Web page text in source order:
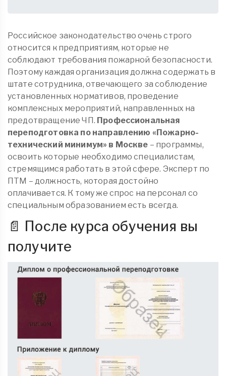
Российское законодательство очень строго
относится к предприятиям, которые не
соблюдают требования пожарной безопасности.
Поэтому каждая организация должна содержать в
штате сотрудника, отвечающего за соблюдение
установленных нормативов, проведение
комплексных мероприятий, направленных на
предотвращение ЧП. Профессиональная
переподготовка по направлению «Пожарно-
технический минимум» в Москве – программы,
освоить которые необходимо специалистам,
стремящимся работать в этой сфере. Эксперт по
ПТМ – должность, которая достойно
оплачивается. К тому же спрос на персонал со
специальным образованием есть всегда.
📄 После курса обучения вы
получите